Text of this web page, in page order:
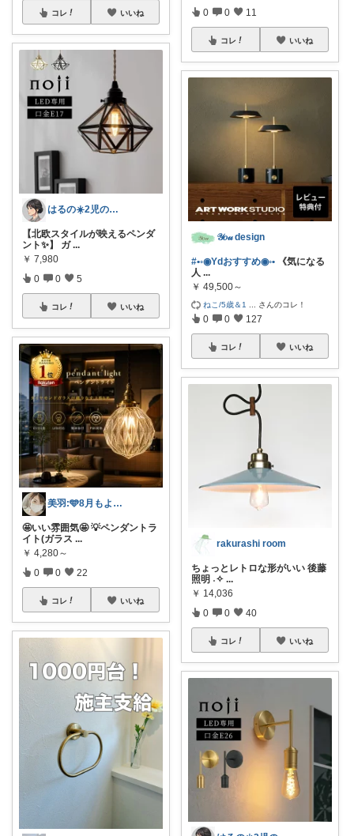
コレ いいね
はるの☀️2児のママ𓂃◌𓈒𓐍
【北欧スタイルが映えるペンダ
ント✨】 ガ ...
￥ 7,980
0 0 5
コレ いいね
美羽:🩵8月もよろしくです🩵
🤩いい雰囲気🤩 💡ペンダントラ
イト(ガラス ...
￥ 4,280～
0 0 22
コレ いいね
0 0 11
コレ いいね
𝒴𝑜𝓊 design
#•◦◉Ydおすすめ◉◦• 《気になる
人 ...
￥ 49,500～
ねこ/5歳＆1 さんのコレ！
0 0 127
コレ いいね
rakurashi room
ちょっとレトロな形がいい 後藤
照明 ˖✧ ...
￥ 14,036
0 0 40
コレ いいね